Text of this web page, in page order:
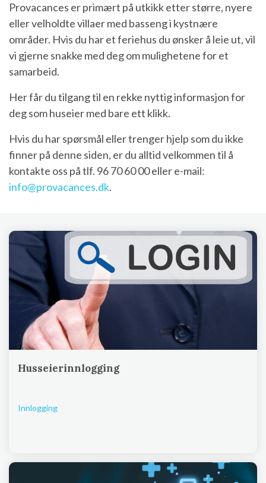
Provacances er primært på utkikk etter større, nyere
eller velholdte villaer med basseng i kystnære
områder. Hvis du har et feriehus du ønsker å leie ut, vil
vi gjerne snakke med deg om mulighetene for et
samarbeid.
Her får du tilgang til en rekke nyttig informasjon for
deg som huseier med bare ett klikk.
Hvis du har spørsmål eller trenger hjelp som du ikke
finner på denne siden, er du alltid velkommen til å
kontakte oss på tlf. 96 70 60 00 eller e-mail:
info@provacances.dk.
Husseierinnlogging
Innlogging